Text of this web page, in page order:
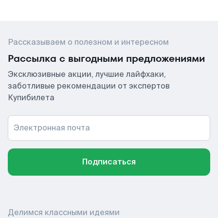
Рассказываем о полезном и интересном
Рассылка с выгодными предложениями
Эксклюзивные акции, лучшие лайфхаки,
заботливые рекомендации от экспертов
Купибилета
Электронная почта
Подписаться
Делимся классными идеями